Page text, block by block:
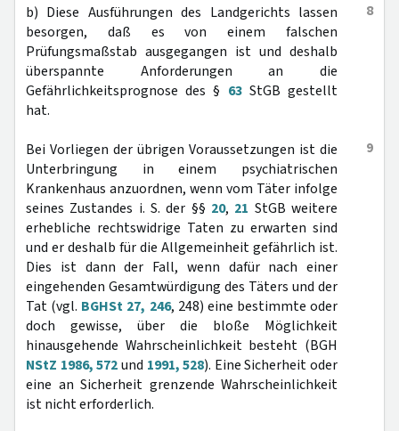
8
b) Diese Ausführungen des Landgerichts lassen
besorgen, daß es von einem falschen
Prüfungsmaßstab ausgegangen ist und deshalb
überspannte Anforderungen an die
Gefährlichkeitsprognose des § 63StGB gestellt
hat.
9
Bei Vorliegen der übrigen Voraussetzungen ist die
Unterbringung in einem psychiatrischen
Krankenhaus anzuordnen, wenn vom Täter infolge
seines Zustandes i. S. der §§ 20, 21 StGB weitere
erhebliche rechtswidrige Taten zu erwarten sind
und er deshalb für die Allgemeinheit gefährlich ist.
Dies ist dann der Fall, wenn dafür nach einer
eingehenden Gesamtwürdigung des Täters und der
Tat (vgl. BGHSt 27, 246, 248) eine bestimmte oder
doch gewisse, über die bloße Möglichkeit
hinausgehende Wahrscheinlichkeit besteht (BGH
NStZ 1986, 572und 1991, 528). Eine Sicherheit oder
eine an Sicherheit grenzende Wahrscheinlichkeit
ist nicht erforderlich.